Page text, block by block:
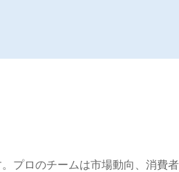
プロのチームは市場動向、消費